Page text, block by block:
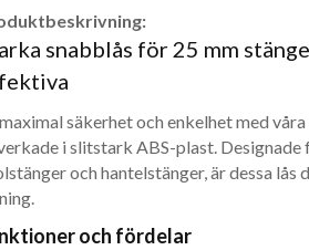
snabblås för 25 mm
säkerhet och enkelhet med våra
i slitstark ABS-plast. Designade
och hantelstänger, är dessa
och fördelar